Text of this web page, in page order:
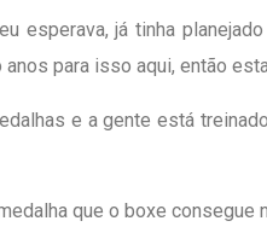
esperava, já tinha
anos para isso aqui, então
e a gente está
que o boxe consegue